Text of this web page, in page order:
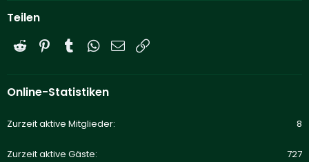
Teilen
Reddit PinterestTumblrWhatsApp
E-Mail
Online-Statistiken
Zurzeit aktive Mitglieder 8
Zurzeit aktive Gäste 727